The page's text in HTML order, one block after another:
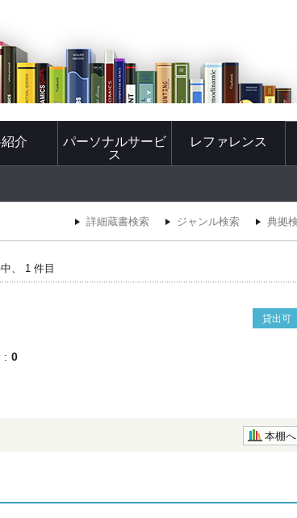
介
パーソナルサービ
ス
レファレンス
詳細蔵書検索 ジャンル検索 典拠
、 1 件目
貸出可
0
本棚へ